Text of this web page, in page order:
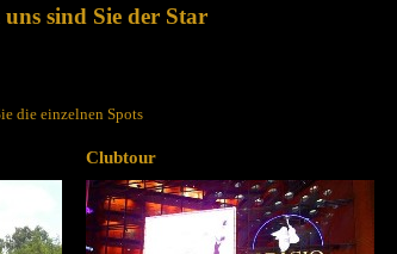
sind Sie der Star
die einzelnen Spots
Clubtour